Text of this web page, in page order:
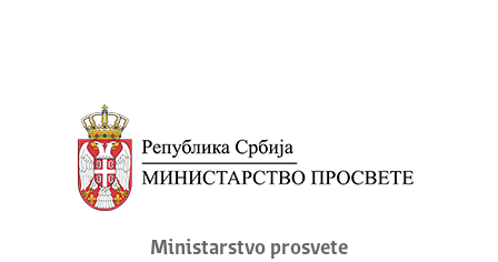
Ministarstvo prosvete